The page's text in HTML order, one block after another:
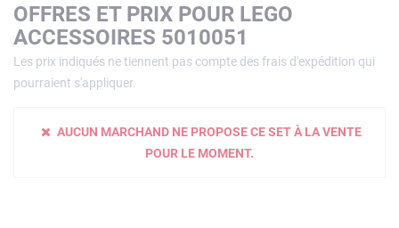
OFFRES ET PRIX POUR LEGO
ACCESSOIRES 5010051
Les prix indiqués ne tiennent pas compte des frais d'expédition qui
pourraient s'appliquer.
AUCUN MARCHAND NE PROPOSE CE SET À LA VENTE
POUR LE MOMENT.